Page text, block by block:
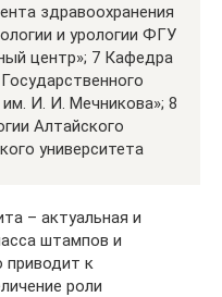
здравоохранения
и урологии ФГУ
центр»; 7 Кафедра
И. И. Мечникова»; 8
Алтайского
университета
– актуальная и
штампов и
приводит к
роли